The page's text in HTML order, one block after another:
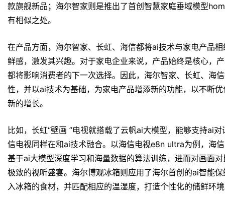
款旗舰新品；海尔智家则是推出了首创智慧家庭垂域模型
有相似之处。
在产品方面，海尔智家、长虹、海信都将ai技术与家电产品
鲜感，激发其兴趣。对于家电企业来说，产品始终是核心，
都将影响消费者的下一次选择。因此，海尔智家、长虹、海
性，并以ai技术为基础，为家电产品增添新的功能，以不断
新的增长。
比如，长虹“壁画 ”电视就搭载了云帆ai大模型，能够支持ai
信电视同样在和ai技术融合。以海信电视e8n ultra为例，海
基于ai大模型深度学习和海量数据的算法训练，进而对画面
极致的视听盛宴。海尔博观冰箱则应用了海尔首创的ai智能
入冰箱的食材，并匹配相应的温湿度，打造个性化的储鲜环